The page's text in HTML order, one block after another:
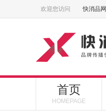
欢迎您访问 快消品网
首页
HOMEPAGE